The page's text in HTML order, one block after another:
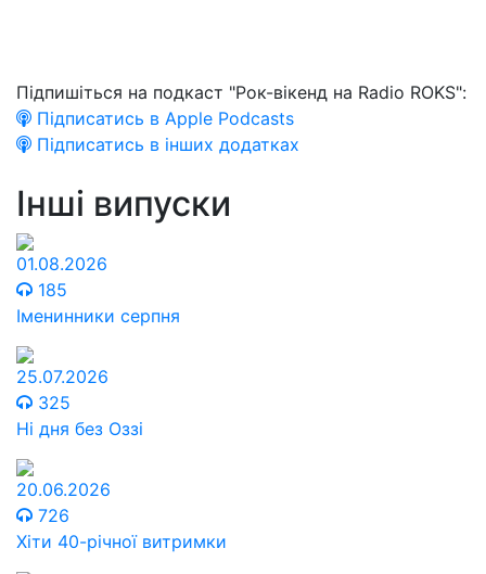
Підпишіться на подкаст "Рок-вікенд на Radio ROKS":
Підписатись в Apple Podcasts
Підписатись в інших додатках
Інші випуски
01.08.2026
185
Іменинники серпня
25.07.2026
325
Ні дня без Оззі
20.06.2026
726
Хіти 40-річної витримки